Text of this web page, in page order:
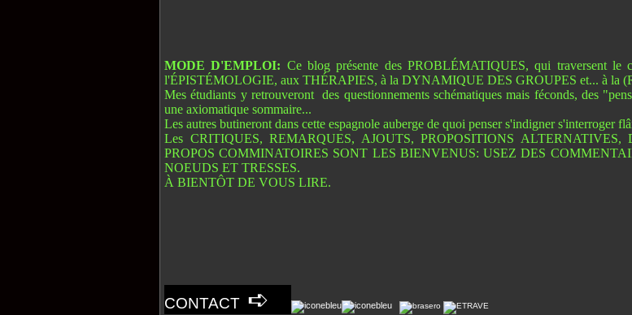
MODE D'EMPLOI: Ce blog présente des PROBLÉMATIQUES, qui traversent
l'ÉPISTÉMOLOGIE, aux THÉRAPIES, à la DYNAMIQUE DES GROUPES et... à la
Mes étudiants y retrouveront des questionnements schématiques mais féconds, des
une axiomatique sommaire...
Les autres butineront dans cette espagnole auberge de quoi penser s'indigner s'interroger
Les CRITIQUES, REMARQUES, AJOUTS, PROPOSITIONS
PROPOS COMMINATOIRES SONT LES BIENVENUS: USEZ DES
NOEUDS ET TRESSES.
À BIENTÔT DE VOUS LIRE.
CONTACT ➪